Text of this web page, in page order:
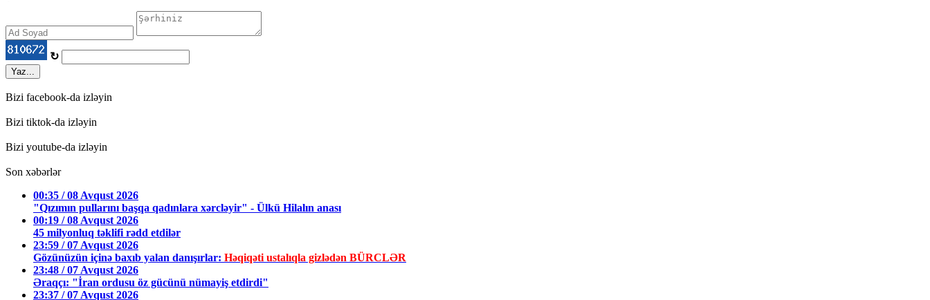
↻
Yaz...
Bizi facebook-da izləyin
Bizi tiktok-da izləyin
Bizi youtube-da izləyin
Son xəbərlər
00:35 / 08 Avqust 2026
"Qızımın pullarını başqa qadınlara xərcləyir" - Ülkü Hilalın anası
00:19 / 08 Avqust 2026
45 milyonluq təklifi rədd etdilər
23:59 / 07 Avqust 2026
Gözünüzün içinə baxıb yalan danışırlar: Həqiqəti ustalıqla gizlədən BÜRCLƏR
23:48 / 07 Avqust 2026
Əraqçı: "İran ordusu öz gücünü nümayiş etdirdi"
23:37 / 07 Avqust 2026